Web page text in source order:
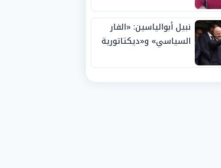
الجوائز منذ الصغر
نبيل أبوالياسين: «الفار
السياسي» و«ديكتاتورية
الفيفا».. وإقالة